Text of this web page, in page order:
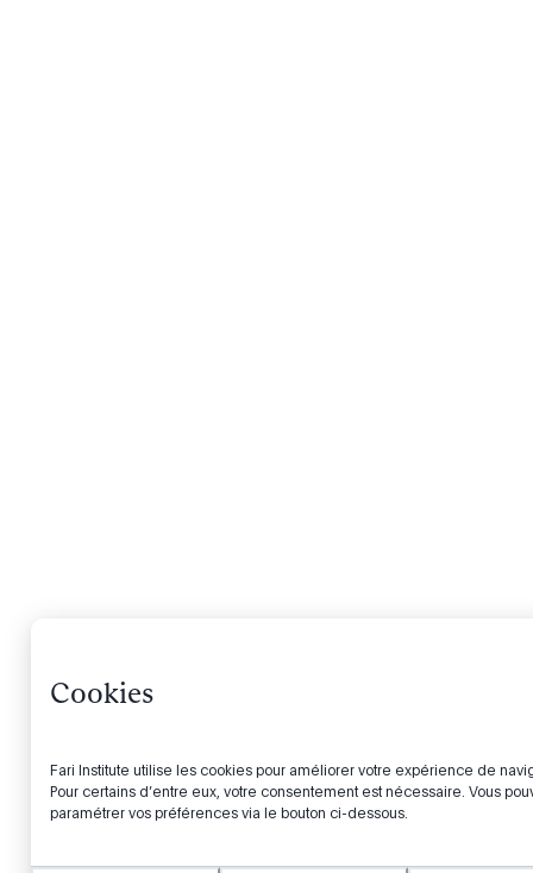
Cookies
Fari Institute utilise les cookies pour améliorer votre expérience de
Pour certains d’entre eux, votre consentement est nécessaire. Vous
paramétrer vos préférences via le bouton ci-dessous.